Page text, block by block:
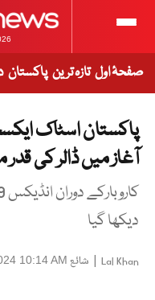
صفحۂ اول تازہ ترین پاکستان
پاکستان اسٹاک
آغاز میں ڈالر کی
دیکھا گیا
Lal Khan
| شائع 10:14 AM